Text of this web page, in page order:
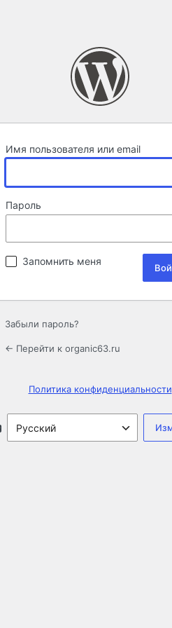
Имя пользователя или email
Пароль
Запомнить меня
Забыли пароль?
← Перейти к organic63.ru
Политика конфиденциальности
Язык